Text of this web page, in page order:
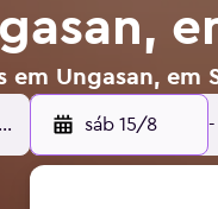
em Ungasan, em
sáb 15/8 -